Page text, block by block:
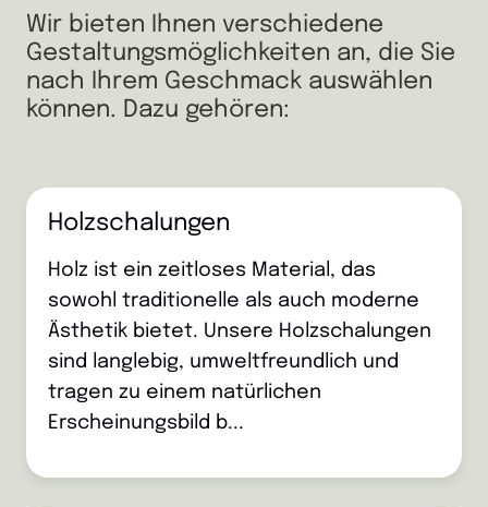
Wir bieten Ihnen verschiedene
Gestaltungsmöglichkeiten an, die Sie
nach Ihrem Geschmack auswählen
können. Dazu gehören:
Holzschalungen
Holz ist ein zeitloses Material, das
sowohl traditionelle als auch moderne
Ästhetik bietet. Unsere Holzschalungen
sind langlebig, umweltfreundlich und
tragen zu einem natürlichen
Erscheinungsbild b...